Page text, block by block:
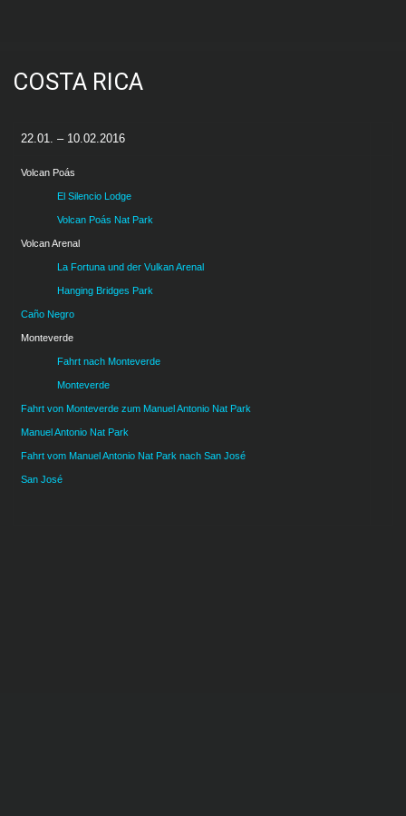
COSTA RICA
22.01. – 10.02.2016
Volcan Poás
El Silencio Lodge
Volcan Poás Nat Park
Volcan Arenal
La Fortuna und der Vulkan Arenal
Hanging Bridges Park
Caño Negro
Monteverde
Fahrt nach Monteverde
Monteverde
Fahrt von Monteverde zum Manuel Antonio Nat Park
Manuel Antonio Nat Park
Fahrt vom Manuel Antonio Nat Park nach San José
San José